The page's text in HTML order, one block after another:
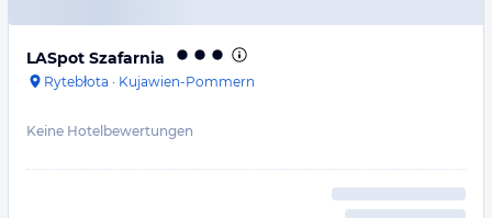
LASpot Szafarnia
Rytebłota · Kujawien-Pommern
Keine Hotelbewertungen